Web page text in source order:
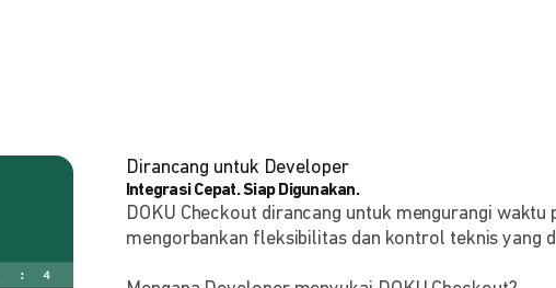
Dirancang untuk Developer
Integrasi Cepat. Siap Digunakan.
DOKU Checkout dirancang untuk mengurangi waktu
mengorbankan fleksibilitas dan kontrol teknis yang